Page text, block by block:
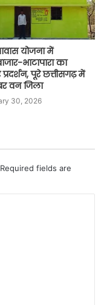
योजना में
भाटापारा का
प्रदर्शन, पूरे छत्तीसगढ़ में
वन जिला
30, 2026
Required fields are